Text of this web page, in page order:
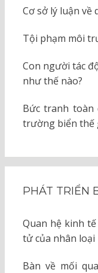
Cơ sở lý luận
Tội phạm môi
Con người tác
như thế nào?
Bức tranh toàn
trường biển thế
PHÁT TRIỂN
Quan hệ kinh
tử của nhân loại
Bàn về mối